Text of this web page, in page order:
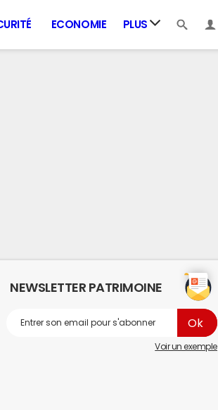
ECONOMIE PLUS
NEWSLETTER PATRIMOINE
Voir un exemple